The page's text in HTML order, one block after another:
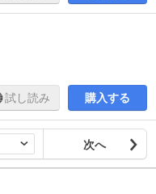
試し読み 購入する
次へ